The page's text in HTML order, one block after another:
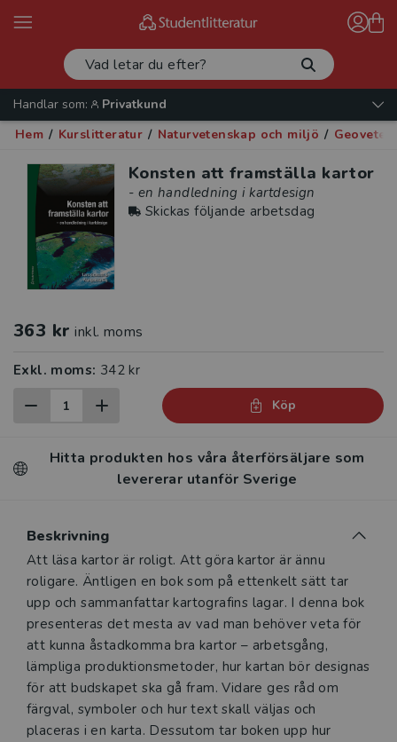
Handlar som:
Privatkund
Hem / Kurslitteratur / Naturvetenskap och miljö /
Konsten att framställa kartor
- en handledning i kartdesign
Skickas följande arbetsdag
363 kr inkl. moms
Exkl. moms: 342 kr
Köp
Hitta produkten hos våra återförsäljare som
levererar utanför Sverige
Beskrivning
Beskrivning
Att läsa kartor är roligt. Att göra kartor är ännu
roligare. Äntligen en bok som på ettenkelt sätt tar
upp och sammanfattar kartografins lagar. I denna bok
presenteras det mesta av vad man behöver veta för
att kunna åstadkomma bra kartor – arbetsgång,
lämpliga produktionsmetoder, hur kartan bör designas
för att budskapet ska gå fram. Vidare ges råd om
färgval, symboler och hur text skall väljas och
placeras i en karta. Dessutom tar boken upp hur